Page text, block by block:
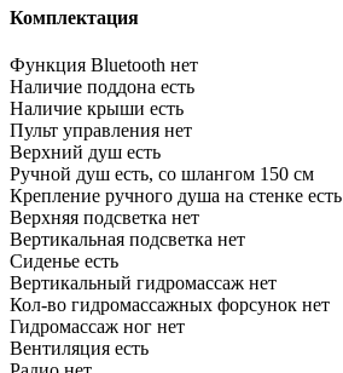
Комплектация
Функция Bluetooth нет
Наличие поддона есть
Наличие крыши есть
Пульт управления нет
Верхний душ есть
Ручной душ есть, со шлангом 150 см
Крепление ручного душа на стенке есть
Верхняя подсветка нет
Вертикальная подсветка нет
Сиденье есть
Вертикальный гидромассаж нет
Кол-во гидромассажных форсунок нет
Гидромассаж ног нет
Вентиляция есть